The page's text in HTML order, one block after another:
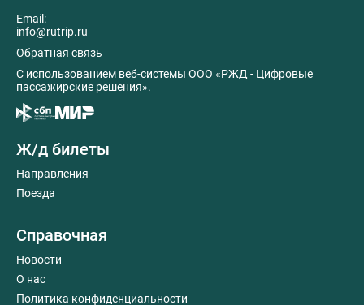
Email:
info@rutrip.ru
Обратная связь
C использованием веб-системы ООО «РЖД - Цифровые
пассажирские решения».
Ж/д билеты
Направления
Поезда
Справочная
Новости
О нас
Политика конфиденциальности